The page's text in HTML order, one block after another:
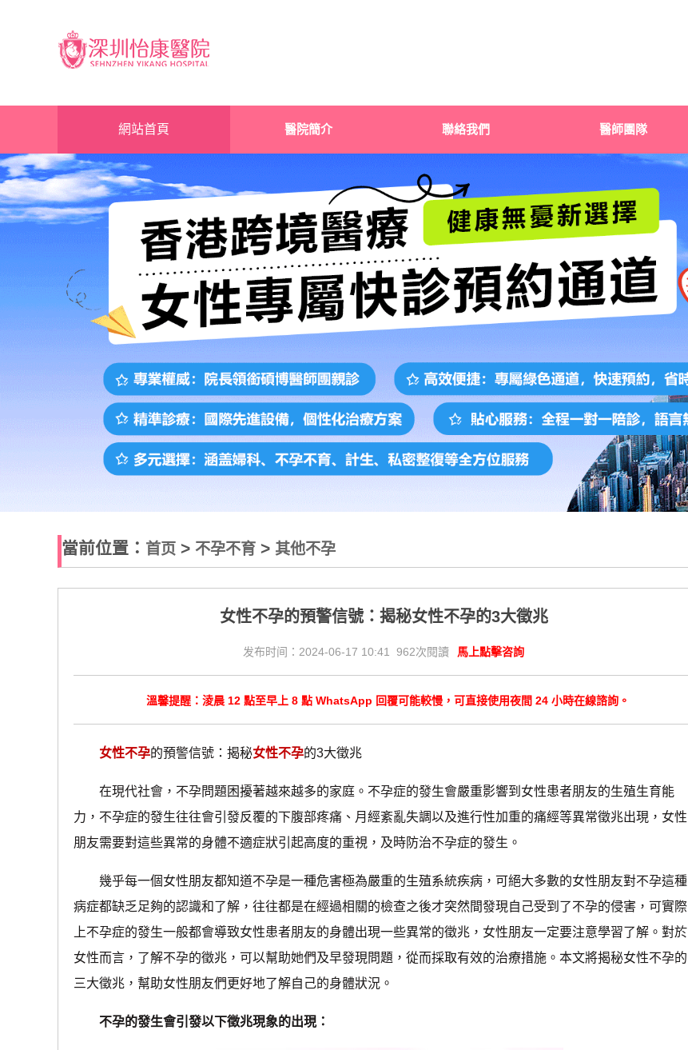
網站首頁 醫院簡介 聯絡我們 醫師團隊
當前位置： 首页 > 不孕不育 > 其他不孕
女性不孕的預警信號：揭秘女性不孕的3大徵兆
发布时间：2024-06-17 10:41 962次閱讀 馬上點擊咨詢
溫馨提醒：淩晨 12 點至早上 8 點 WhatsApp 回覆可能較慢，可直接使用夜間 24 小時在線諮詢。
女性不孕的預警信號：揭秘女性不孕的3大徵兆
在現代社會，不孕問題困擾著越來越多的家庭。不孕症的發生會嚴重影響到女性患者朋友的生殖生育能
力，不孕症的發生往往會引發反覆的下腹部疼痛、月經紊亂失調以及進行性加重的痛經等異常徵兆出現，女性
朋友需要對這些異常的身體不適症狀引起高度的重視，及時防治不孕症的發生。
幾乎每一個女性朋友都知道不孕是一種危害極為嚴重的生殖系統疾病，可絕大多數的女性朋友對不孕這種
病症都缺乏足夠的認識和了解，往往都是在經過相關的檢查之後才突然間發現自己受到了不孕的侵害，可實際
上不孕症的發生一般都會導致女性患者朋友的身體出現一些異常的徵兆，女性朋友一定要注意學習了解。對於
女性而言，了解不孕的徵兆，可以幫助她們及早發現問題，從而採取有效的治療措施。本文將揭秘女性不孕的
三大徵兆，幫助女性朋友們更好地了解自己的身體狀況。
不孕的發生會引發以下徵兆現象的出現：